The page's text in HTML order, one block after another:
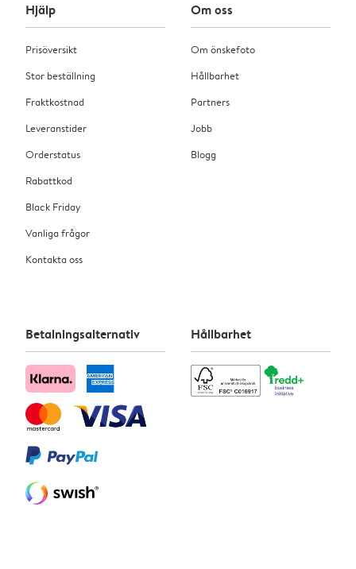
Hjälp
Prisöversikt
Stor beställning
Fraktkostnad
Leveranstider
Orderstatus
Rabattkod
Black Friday
Vanliga frågor
Kontakta oss
Om oss
Om önskefoto
Hållbarhet
Partners
Jobb
Blogg
Betalningsalternativ Hållbarhet